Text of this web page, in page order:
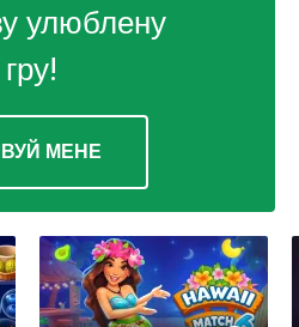
улюблену
гру!
МЕНЕ